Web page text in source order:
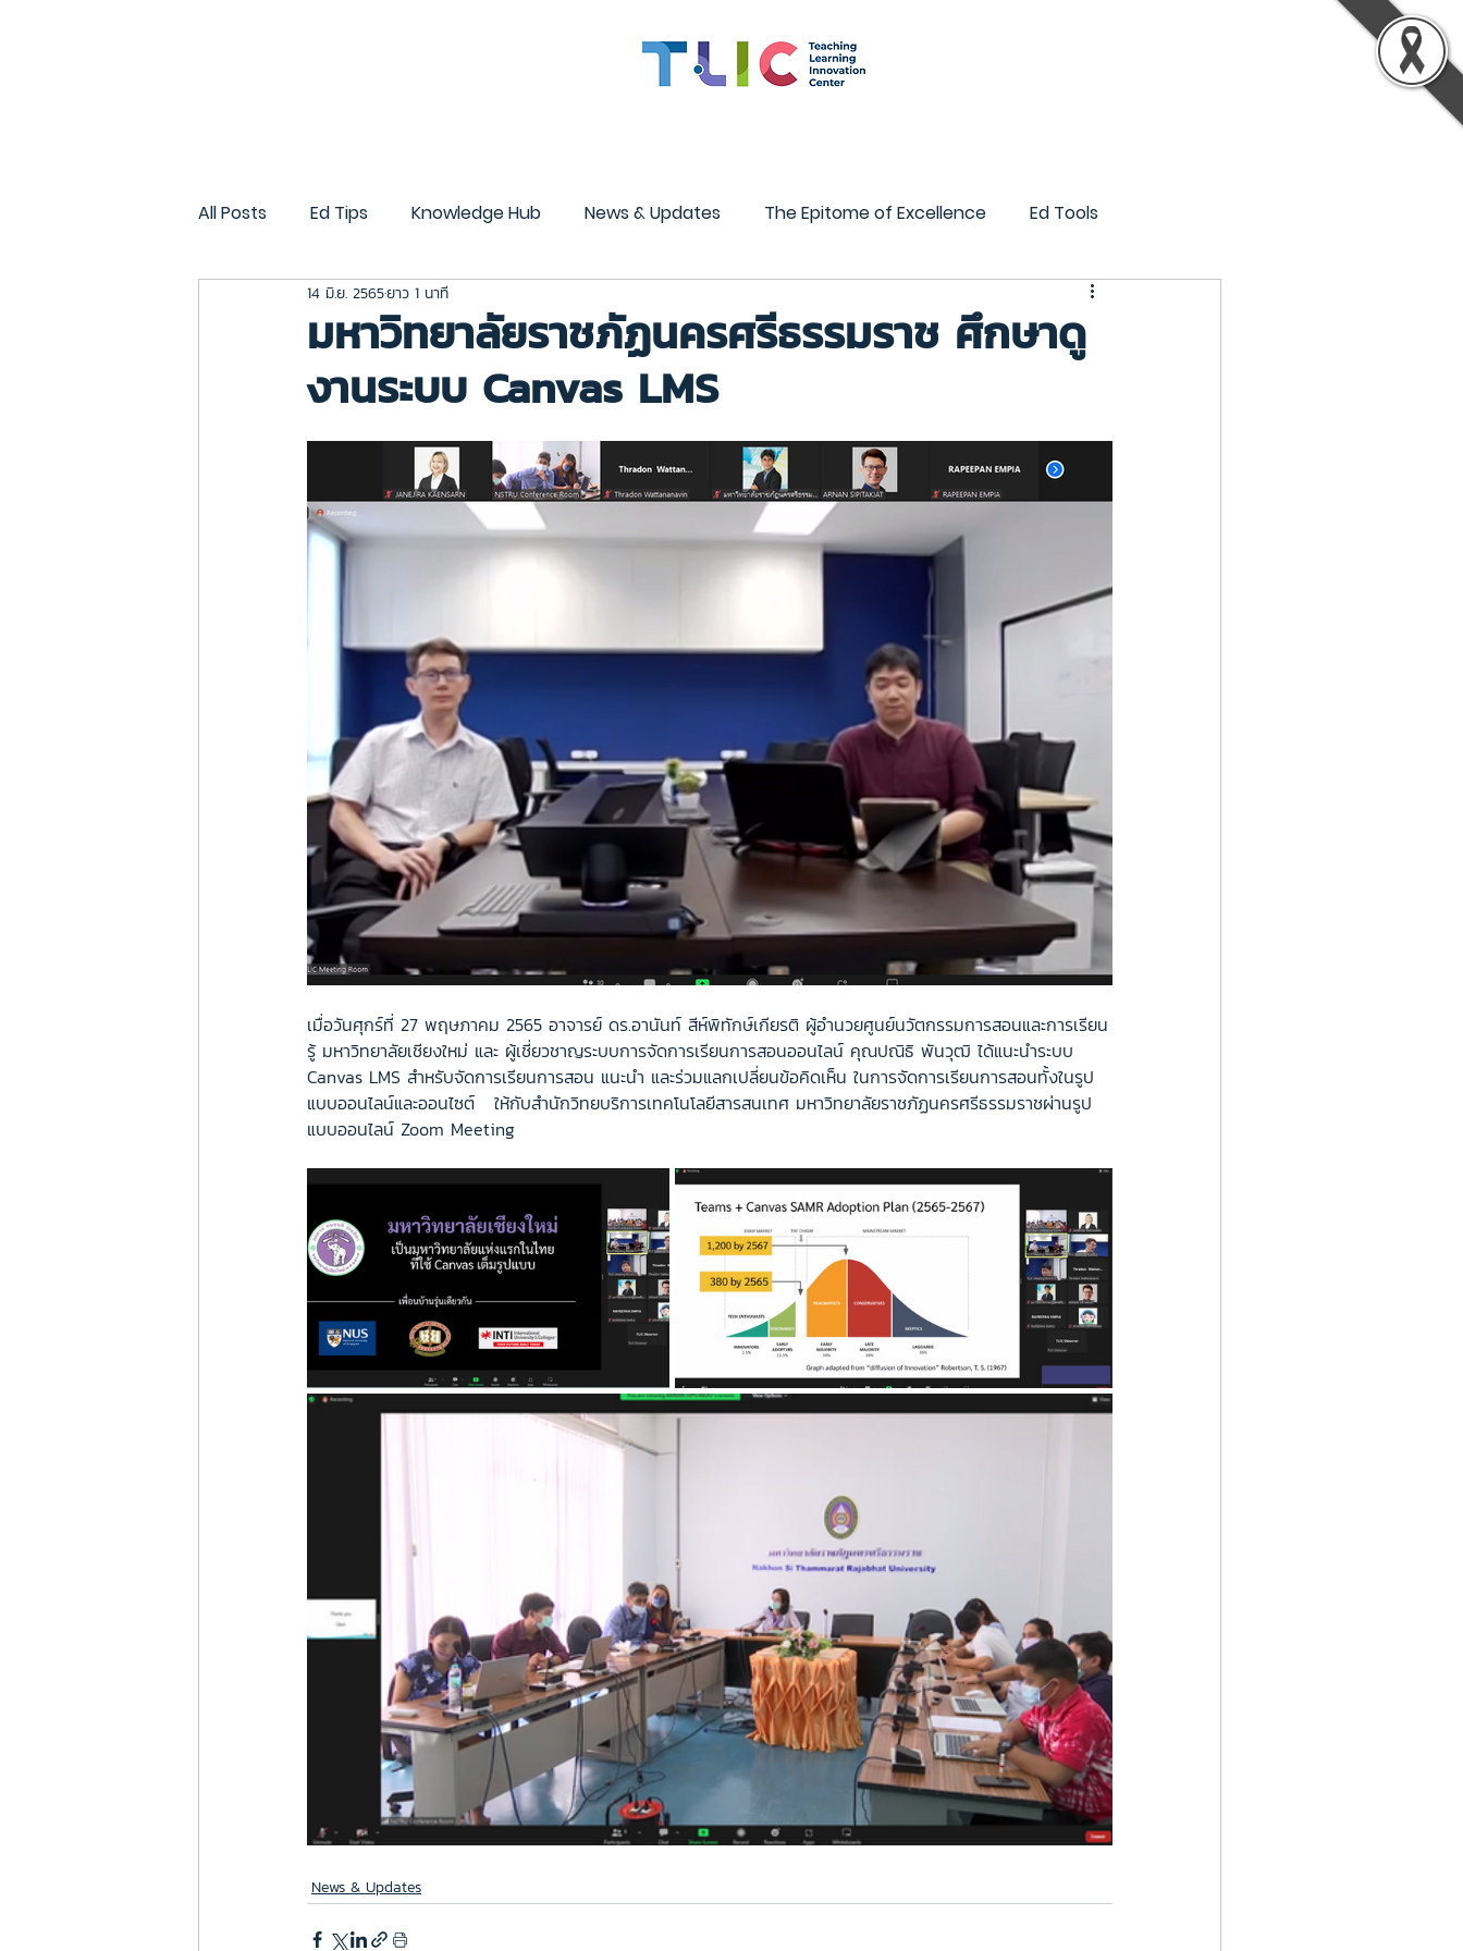
All Posts Ed Tips Knowledge Hub News & Updates The Epitome of Excellence Ed Tools
CMU Gen AI CMU OBE
มหาวิทยาลัยราชภัฏนครศรีธรรมราช ศึกษาดู
งานระบบ Canvas LMS
14 มิ.ย. 2565ยาว 1 นาที
เมื่อวันศุกร์ที่ 27 พฤษภาคม 2565 อาจารย์ ดร.อานันท์ สีห์พิทักษ์เกียรติ ผู้อำนวยศูนย์นวัตกรรมการสอนและการเรียน
รู้ มหาวิทยาลัยเชียงใหม่ และ ผู้เชี่ยวชาญระบบการจัดการเรียนการสอนออนไลน์ คุณปณิธิ พันวุฒิ ได้แนะนำระบบ
Canvas LMS สำหรับจัดการเรียนการสอน แนะนำ และร่วมแลกเปลี่ยนข้อคิดเห็น ในการจัดการเรียนการสอนทั้งในรูป
แบบออนไลน์และออนไซต์   ให้กับสำนักวิทยบริการเทคโนโลยีสารสนเทศ มหาวิทยาลัยราชภัฏนครศรีธรรมราชผ่านรูป
แบบออนไลน์ Zoom Meeting
News & Updates